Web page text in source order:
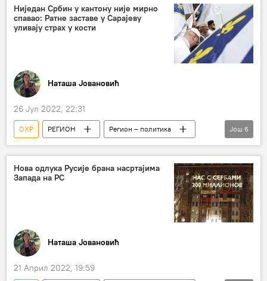
Бакир Изетбеговић
Милорад Додик
Анализе и мишљења
Ниједан Србин у кантону није мирно
спавао: Ратне заставе у Сарајеву
уливају страх у кости
Наташа Јовановић
26 Јул 2022, 22:31
ОХР РЕГИОН
Регион – политика
Босна и Херцеговина (БиХ)
протести
Срби повратници
Анализе и мишљења
Још 6
Нова одлука Русије брана насртајима
Запада на РС
Наташа Јовановић
21 Април 2022, 19:59